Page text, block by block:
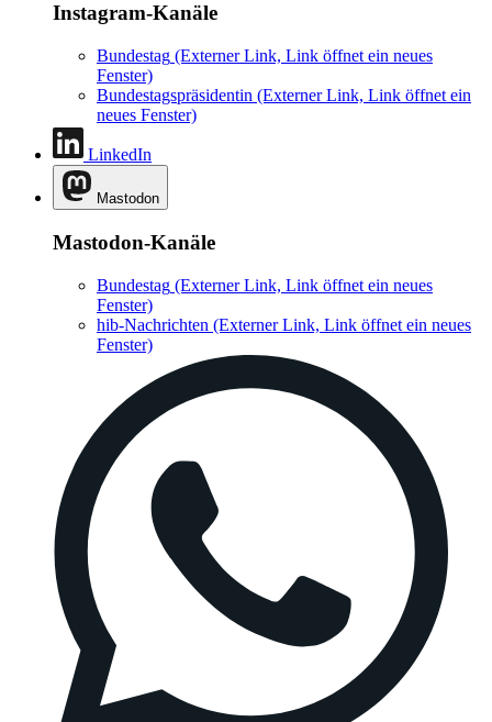
Instagram-Kanäle
Bundestag (Externer Link, Link öffnet ein neues
Fenster)
Bundestagspräsidentin (Externer Link, Link öffnet ein
neues Fenster)
LinkedIn
Mastodon
Mastodon-Kanäle
Bundestag (Externer Link, Link öffnet ein neues
Fenster)
hib-Nachrichten (Externer Link, Link öffnet ein neues
Fenster)